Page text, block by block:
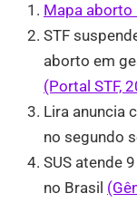
Mapa aborto
STF
aborto em
(Portal STF,
Lira anuncia
no segundo
SUS atende
no Brasil